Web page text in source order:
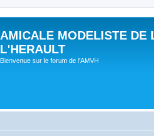
AMICALE MODELISTE DE
L'HERAULT
Bienvenue sur le forum de l'AMVH